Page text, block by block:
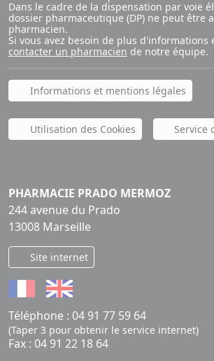
Dans le cadre de la dispensation par voie
dossier pharmaceutique (DP) ne peut être
pharmacien.
Si vous avez besoin de plus d'informations
contacter un pharmacien de notre équipe.
Informations et mentions légales
Utilisation des Cookies Service
PHARMACIE PRADO MERMOZ
244 avenue du Prado
13008 Marseille
Site internet
Téléphone : 04 91 77 59 64
(Taper 3 pour obtenir le service internet)
Fax : 04 91 22 18 64